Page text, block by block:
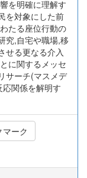
を明確に理解す
を対象にした前
たる座位行動の
究,自宅や職場,移
せる更なる介入
に関するメッセ
サーチ(マスメデ
関係を解明す
ーク